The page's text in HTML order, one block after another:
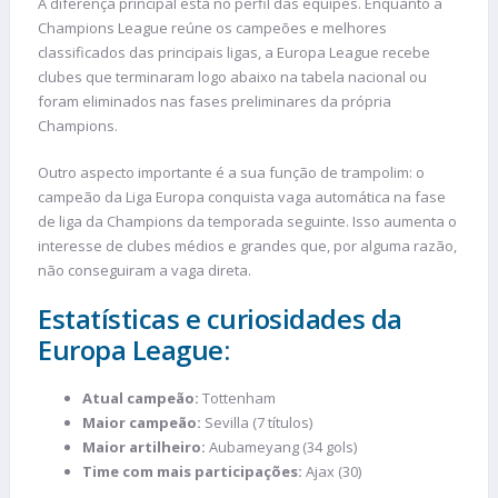
Champions League reúne os campeões e melhores
classificados das principais ligas, a Europa League recebe
clubes que terminaram logo abaixo na tabela nacional ou
foram eliminados nas fases preliminares da própria
Champions.
Outro aspecto importante é a sua função de trampolim: o
campeão da Liga Europa conquista vaga automática na fase
de liga da Champions da temporada seguinte. Isso aumenta o
interesse de clubes médios e grandes que, por alguma razão,
não conseguiram a vaga direta.
Estatísticas e curiosidades da
Europa League:
Atual campeão: Tottenham
Maior campeão: Sevilla (7 títulos)
Maior artilheiro: Aubameyang (34 gols)
Time com mais participações: Ajax (30)